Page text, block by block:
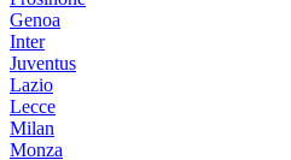
Genoa
Inter
Juventus
Lazio
Lecce
Milan
Monza